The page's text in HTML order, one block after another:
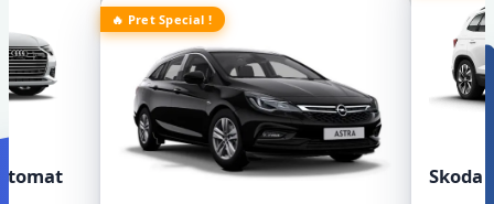
🔥 Pret Special !
Skoda